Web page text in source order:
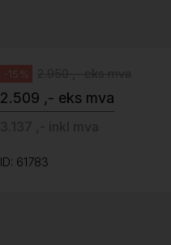
-15%
2.509 ,- eks mva
ID: 61783